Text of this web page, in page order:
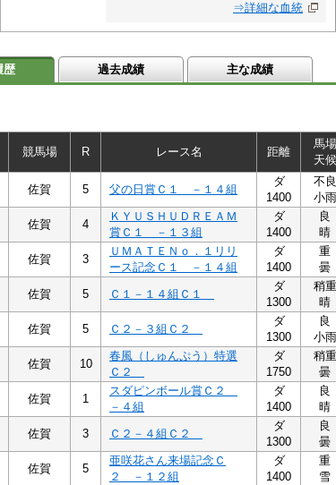
⇒詳細な血統
歴 過去成績 主な成績
競馬場 R レース名 距離
馬場
天候
佐賀 5 父の日賞Ｃ１ －１４組
ダ
1400
不良
小雨
佐賀 4
ＫＹＵＳＨＵＤＲＥＡＭ
賞Ｃ１ －１３組
ダ
1400
良
晴
佐賀 3
ＵＭＡＴＥＮｏ．１リリ
ース記念Ｃ１ －１４組
ダ
1400
重
曇
佐賀 5 Ｃ１－１４組Ｃ１
ダ
1300
稍重
晴
佐賀 5 Ｃ２－３組Ｃ２
ダ
1300
良
小雨
佐賀 10
春風（しゅんぷう）特選
Ｃ２
ダ
1750
稍重
曇
佐賀 1
スダピンボール賞Ｃ２
－４組
ダ
1400
良
晴
佐賀 3 Ｃ２－４組Ｃ２
ダ
1300
良
曇
佐賀 5
亜咲花さん来場記念Ｃ
２ －１２組
ダ
1400
重
雪